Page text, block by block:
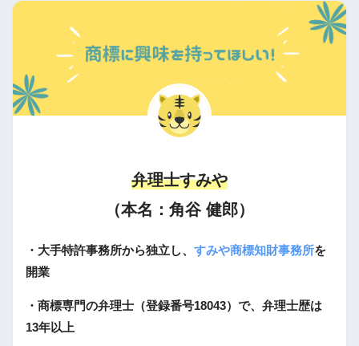
弁理士すみや
（本名：角谷 健郎）
・大手特許事務所から独立し、 すみや商標知財事務所を
開業
・商標専門の弁理士（登録番号18043）で、弁理士歴は
13年以上